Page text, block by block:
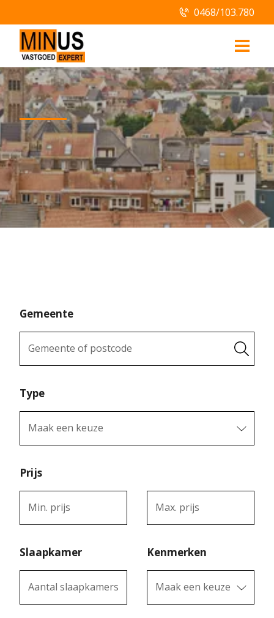
0468/103.780
Gemeente
Gemeente of postcode
Type
Maak een keuze
Prijs
Min. prijs Max. prijs
Slaapkamer
Aantal slaapkamers
Kenmerken
Maak een keuze